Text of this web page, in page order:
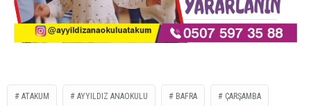
ATAKUM AYYILDIZ ANAOKULU BAFRA ÇARŞAMBA